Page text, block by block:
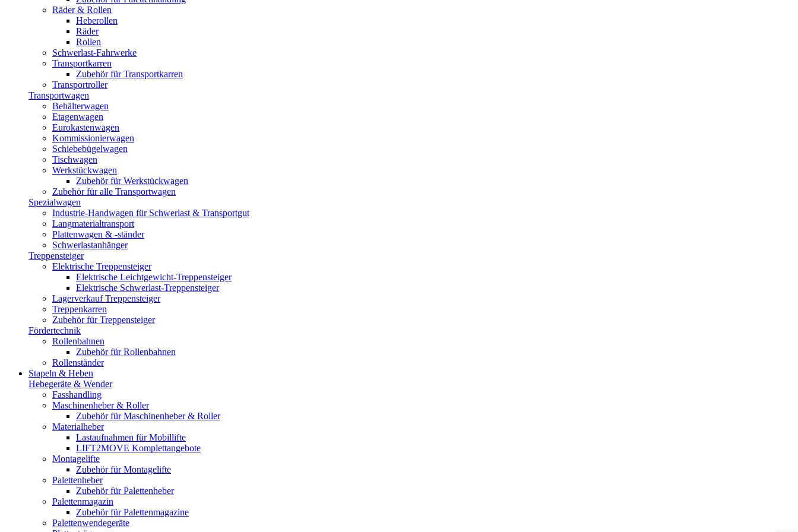
Räder & Rollen
Heberollen
Räder
Rollen
Schwerlast-Fahrwerke
Transportkarren
Zubehör für Transportkarren
Transportroller
Transportwagen
Behälterwagen
Etagenwagen
Eurokastenwagen
Kommissionierwagen
Schiebebügelwagen
Tischwagen
Werkstückwagen
Zubehör für Werkstückwagen
Zubehör für alle Transportwagen
Spezialwagen
Industrie-Handwagen für Schwerlast & Transportgut
Langmaterialtransport
Plattenwagen & -ständer
Schwerlastanhänger
Treppensteiger
Elektrische Treppensteiger
Elektrische Leichtgewicht-Treppensteiger
Elektrische Schwerlast-Treppensteiger
Lagerverkauf Treppensteiger
Treppenkarren
Zubehör für Treppensteiger
Fördertechnik
Rollenbahnen
Zubehör für Rollenbahnen
Rollenständer
Stapeln & Heben
Hebegeräte & Wender
Fasshandling
Maschinenheber & Roller
Zubehör für Maschinenheber & Roller
Materialheber
Lastaufnahmen für Mobillifte
LIFT2MOVE Komplettangebote
Montagelifte
Zubehör für Montagelifte
Palettenheber
Zubehör für Palettenheber
Palettenmagazin
Zubehör für Palettenmagazine
Palettenwendegeräte